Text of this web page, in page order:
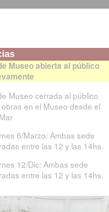
Museo abierta al público
Museo cerrada al público
en el Museo desde el
6/Marzo: Ambas sede
entre las 12 y las 14hs.
12/Dic: Ambas sede
entre las 12 y las 14hs.